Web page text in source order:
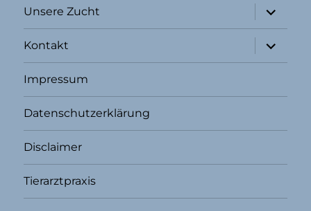
Unsere Zucht
öffnen
Kontakt
öffnen
Impressum
Datenschutzerklärung
Disclaimer
Tierarztpraxis